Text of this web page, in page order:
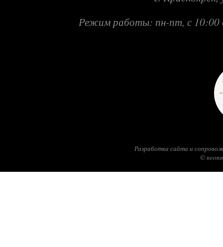
Режим работы: пн-пт, с 10:00
Разработка сайта и
©